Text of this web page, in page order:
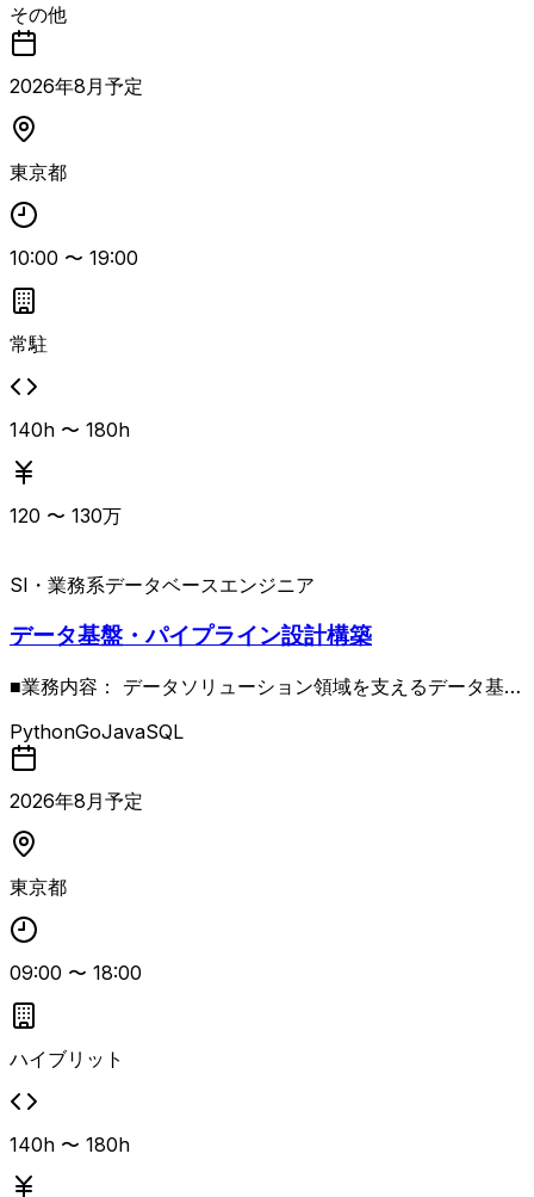
クトにおける上流PMO案件。 エンジニアチームは国内外の
複数拠点・約100名体制で、来秋の開業を目標に要件定義か
ら開発までを推進していきます。 銀行免許審査プロセスが
進行中であり、アジャイル開発のスピードと当局が求めるガ
バナンス要件の両立が最大のテーマとなります。 PMOリー
クトの経験を活かしつつ、経営層・事業部門・開発部門など
立場の異なるステークホルダーとの建設的な合意形成・利害
調整を担っていただくポジションです。 スケジュール、課
題、リスク、変更、品質などの各管理プロセスの設計・定着
や、多拠点開発を含む全体ガバナンス設計・運営の経験があ
る方に特にフィットします。
その他
2026年8 月予定
東京都
10:00 〜 19:00
常駐
140h 〜 180h
120 〜 130万
SI・業務系データベースエンジニア
データ基盤・パイプライン設計構築
■業務内容： データソリューション領域を支えるデータ基
ニアを募集します。特定のプロダクトに閉じず、3つの領域
を横断してデータの取り込み・加工・提供を担う、データソ
リューション全体の中核となるポジションです。 データソ
リューションは、単なるデータ管理からAIを軸とした顧客
価値提供へと構造転換を進めるフェーズにあり、その基盤と
走してデータパイプラインの開発・運用を進めながら、基盤
全体の品質・生産性向上にも貢献いただける方を求めていま
す。 【期待する役割】 - 短期：既存のデータパイプライ
ン・データ基盤を早期にキャッチアップし、機能開発・改善
とレビューを通じてアウトプットを安定的に出す。 - 長
期：データ基盤のアーキテクチャ・品質・信頼性に積極的に
関心を持ち、開発生産性とデータの安定供給に主体的に貢献
ン（ETL／ELT）の設計・開発・運用 - Apache Spark を用
いた大規模データ処理、および Iceberg 形式へのデータ変
換処理の開発 - Argo Workflows によるジョブオーケスト
レーション／ワークフローの開発・運用 - データ不整合の
PythonGoJavaSQL
2026年8月予定
東京都
09:00 〜 18:00
ハイブリット
140h 〜 180h